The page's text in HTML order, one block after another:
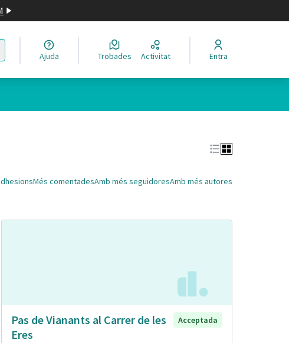
Elegir el idioma
Ajuda Trobades Activitat Entra
Més comentadesAmb més seguidoresAmb més autores
Pas de Vianants al Carrer de les
Eres
Acceptada